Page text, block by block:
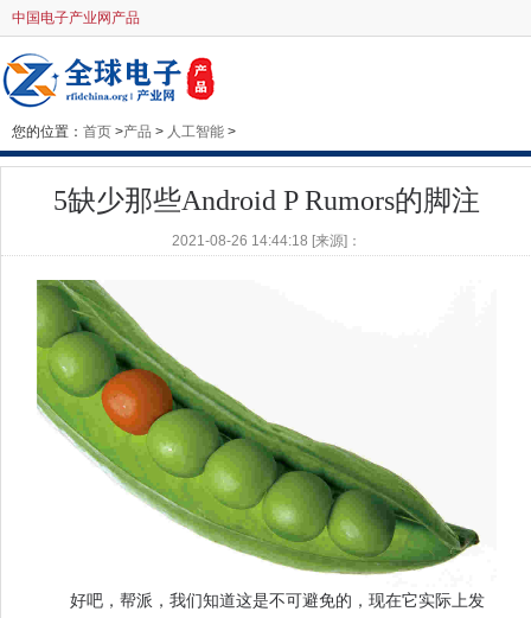
中国电子产业网产品
您的位置： 首页 >产品 > 人工智能 >
5缺少那些Android P Rumors的脚注
2021-08-26 14:44:18 [来源]：
好吧，帮派，我们知道这是不可避免的，现在它实际上发